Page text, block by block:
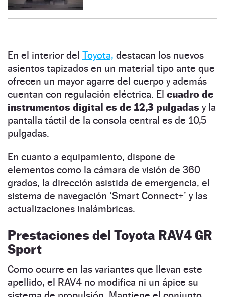
En el interior del Toyota, destacan los nuevos
asientos tapizados en un material tipo ante que
ofrecen un mayor agarre del cuerpo y además
cuentan con regulación eléctrica. El cuadro de
instrumentos digital es de 12,3 pulgadas y la
pantalla táctil de la consola central es de 10,5
pulgadas.
En cuanto a equipamiento, dispone de
elementos como la cámara de visión de 360
grados, la dirección asistida de emergencia, el
sistema de navegación ‘Smart Connect+’ y las
actualizaciones inalámbricas.
Prestaciones del Toyota RAV4 GR
Sport
Como ocurre en las variantes que llevan este
apellido, el RAV4 no modifica ni un ápice su